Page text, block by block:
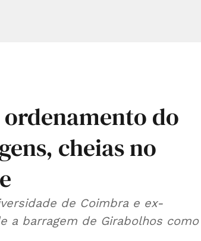
do
cheias no
de Coimbra e ex-
a barragem de Girabolhos como